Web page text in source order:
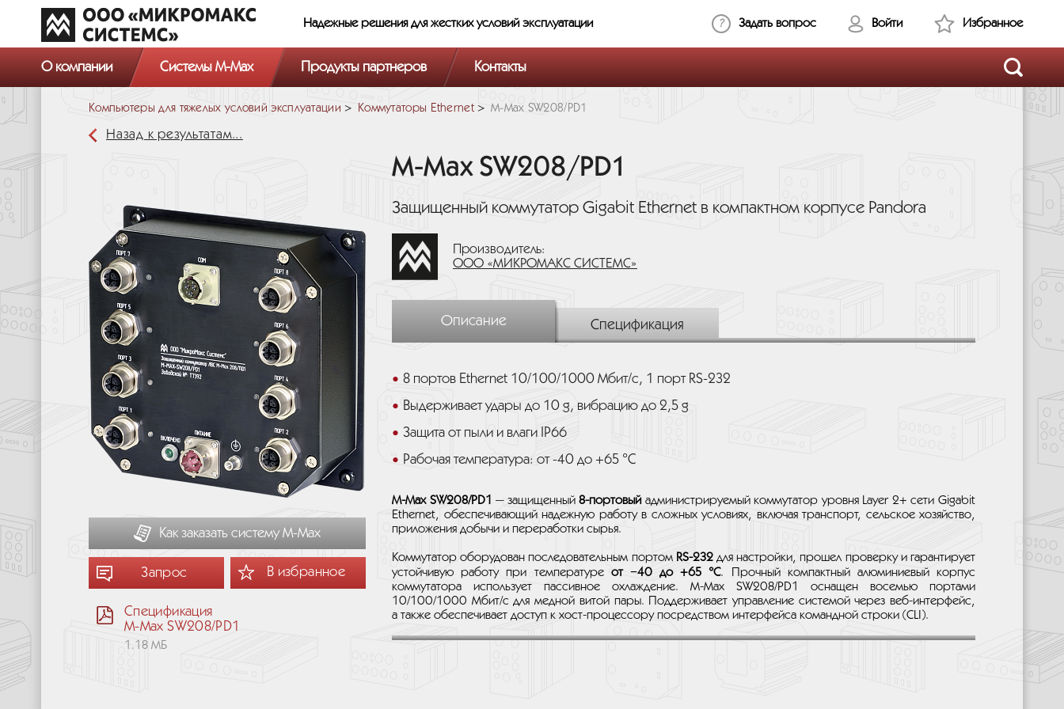
Надежные решения для жестких условий эксплуатации Задать вопрос Войти Избранное
О компании Системы M-Max Продукты партнеров Контакты
Компьютеры для тяжелых условий эксплуатации Коммутаторы Ethernet M-Max SW208/PD1
Назад к результатам...
Как заказать систему М-Мах
Запрос В избранное
Спецификация
M-Max SW208/PD1
1.18 МБ
M-Max SW208/PD1
Защищенный коммутатор Gigabit Ethernet в компактном корпусе Pandora
Производитель:
ООО «МИКРОМАКС СИСТЕМС»
Описание Спецификация
8 портов Ethernet 10/100/1000 Мбит/с, 1 порт RS-232
Выдерживает удары до 10 g, вибрацию до 2,5 g
Защита от пыли и влаги IP66
Рабочая температура: от -40 до +65 °C
M-Max SW208/PD1 — защищенный8-портовыйадминистрируемый коммутатор уровня Layer 2+ сети Gigabit
Ethernet, обеспечивающий надежную работу в сложных условиях, включая транспорт, сельское хозяйство,
приложения добычи и переработки сырья.
Коммутатор оборудован последовательным портом RS-232для настройки, прошел проверку и гарантирует
устойчивую работу при температуре от −40 до +65 °C. Прочный компактный алюминиевый корпус
коммутатора использует пассивное охлаждение. M-Max SW208/PD1 оснащен восемью портами
10/100/1000 Мбит/с для медной витой пары. Поддерживает управление системой через веб-интерфейс,
а также обеспечивает доступ к хост-процессору посредством интерфейса командной строки (CLI).